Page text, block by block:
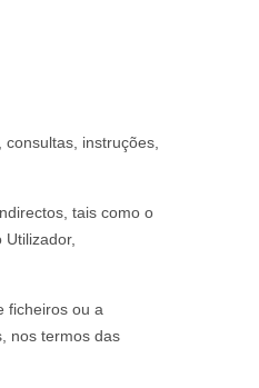
instruções,
tais como o
ficheiros ou a
nos termos das